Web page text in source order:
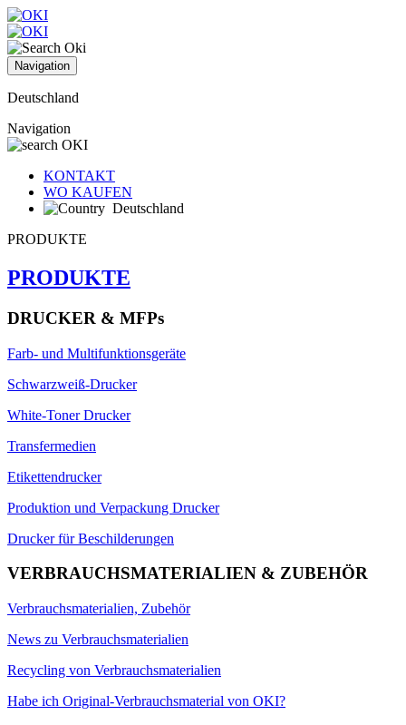
Navigation
Deutschland
Navigation
KONTAKT
WO KAUFEN
Deutschland
PRODUKTE
PRODUKTE
DRUCKER & MFPs
Farb- und Multifunktionsgeräte
Schwarzweiß-Drucker
White-Toner Drucker
Transfermedien
Etikettendrucker
Produktion und Verpackung Drucker
Drucker für Beschilderungen
VERBRAUCHSMATERIALIEN & ZUBEHÖR
Verbrauchsmaterialien, Zubehör
News zu Verbrauchsmaterialien
Recycling von Verbrauchsmaterialien
Habe ich Original-Verbrauchsmaterial von OKI?